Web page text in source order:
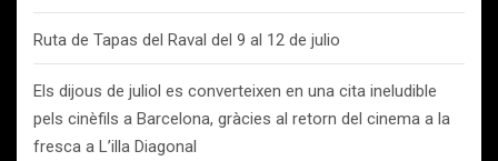
Ruta de Tapas del Raval del 9 al 12 de julio
Els dijous de juliol es converteixen en una cita ineludible
pels cinèfils a Barcelona, gràcies al retorn del cinema a la
fresca a L’illa Diagonal